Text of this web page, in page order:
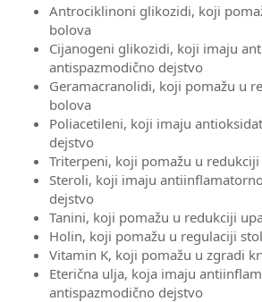
Antrociklinoni glikozidi, koji
bolova
Cijanogeni glikozidi, koji imaju
antispazmodično dejstvo
Geramacranolidi, koji pomažu u
bolova
Poliacetileni, koji imaju
dejstvo
Triterpeni, koji pomažu u
Steroli, koji imaju
dejstvo
Tanini, koji pomažu u redukciji
Holin, koji pomažu u regulaciji
Vitamin K, koji pomažu u zgradi
Eterična ulja, koja imaju
antispazmodično dejstvo